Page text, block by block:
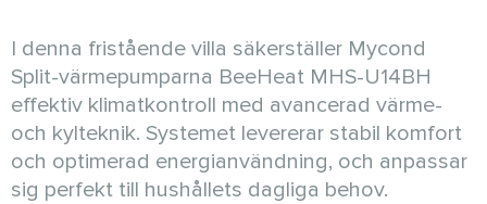
I denna fristående villa säkerställer Mycond
Split-värmepumparna BeeHeat MHS-U14BH
effektiv klimatkontroll med avancerad värme-
och kylteknik. Systemet levererar stabil komfort
och optimerad energianvändning, och anpassar
sig perfekt till hushållets dagliga behov.